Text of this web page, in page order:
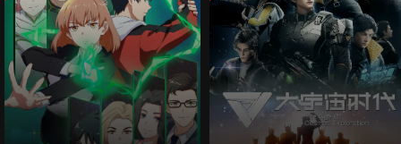
ASSISTIDO
ASSISTIDO
EPISÓDIO 34
setembro 21, 2020